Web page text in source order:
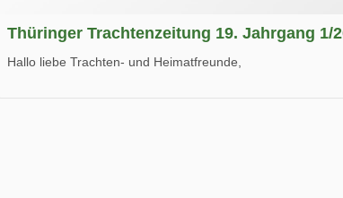
Thüringer Trachtenzeitung 19. Jahrgang 1/
Hallo liebe Trachten- und Heimatfreunde,